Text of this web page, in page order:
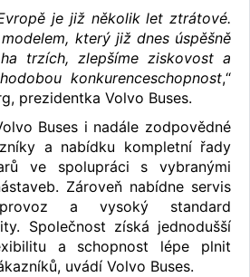
je již několik let ztrátové.
který již dnes úspěšně
trzích, zlepšíme ziskovost a
konkurenceschopnost,“
prezidentka Volvo Buses.
Buses i nadále zodpovědné
a nabídku kompletní řady
ve spolupráci s vybranými
Zároveň nabídne servis
a vysoký standard
Společnost získá jednodušší
a schopnost lépe plnit
uvádí Volvo Buses.